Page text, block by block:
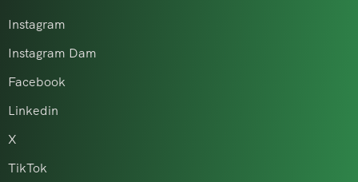
Instagram
Instagram Dam
Facebook
Linkedin
X
TikTok